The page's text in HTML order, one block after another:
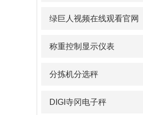
绿巨人视频在线观看官网
称重控制显示仪表
分拣机分选秤
DIGI寺冈电子秤